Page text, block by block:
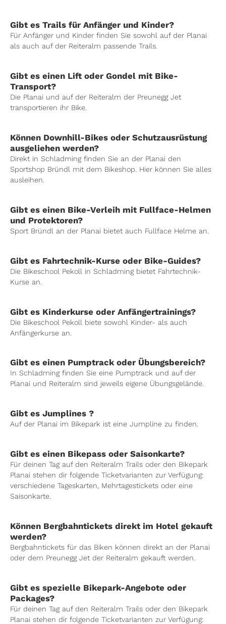
Gibt es Trails für Anfänger und Kinder?
Für Anfänger und Kinder finden Sie sowohl auf der Planai
als auch auf der Reiteralm passende Trails.
Gibt es einen Lift oder Gondel mit Bike-
Transport?
Die Planai und auf der Reiteralm der Preunegg Jet
transportieren ihr Bike.
Können Downhill-Bikes oder Schutzausrüstung
ausgeliehen werden?
Direkt in Schladming finden Sie an der Planai den
Sportshop Bründl mit dem Bikeshop. Hier können Sie alles
ausleihen.
Gibt es einen Bike-Verleih mit Fullface-Helmen
und Protektoren?
Sport Bründl an der Planai bietet auch Fullface Helme an.
Gibt es Fahrtechnik-Kurse oder Bike-Guides?
Die Bikeschool Pekoll in Schladming bietet Fahrtechnik-
Kurse an.
Gibt es Kinderkurse oder Anfängertrainings?
Die Bikeschool Pekoll biete sowohl Kinder- als auch
Anfängerkurse an.
Gibt es einen Pumptrack oder Übungsbereich?
In Schladming finden Sie eine Pumptrack und auf der
Planai und Reiteralm sind jeweils eigene Übungsgelände.
Gibt es Jumplines ?
Auf der Planai im Bikepark ist eine Jumpline zu finden.
Gibt es einen Bikepass oder Saisonkarte?
Für deinen Tag auf den Reiteralm Trails oder den Bikepark
Planai stehen dir folgende Ticketvarianten zur Verfügung:
verschiedene Tageskarten, Mehrtagestickets oder eine
Saisonkarte.
Können Bergbahntickets direkt im Hotel gekauft
werden?
Bergbahntickets für das Biken können direkt an der Planai
oder dem Preunegg Jet der Reiteralm gekauft werden.
Gibt es spezielle Bikepark-Angebote oder
Packages?
Für deinen Tag auf den Reiteralm Trails oder den Bikepark
Planai stehen dir folgende Ticketvarianten zur Verfügung: